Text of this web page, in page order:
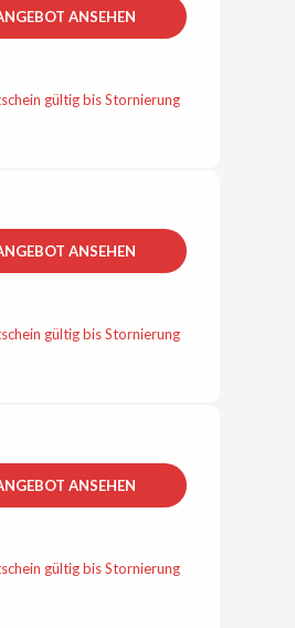
ANSEHEN
gültig bis Stornierung
ANSEHEN
gültig bis Stornierung
ANSEHEN
gültig bis Stornierung